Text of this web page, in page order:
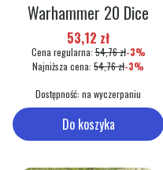
Do koszyka
Warhammer 20 Dice
Cena promocyjna
53,12 zł
Cena regularna: 54,76 zł-3%
Najniższa cena: 54,76 zł-3%
Dostępność: na wyczerpaniu